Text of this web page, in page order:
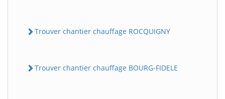
Trouver chantier chauffage ROCQUIGNY
Trouver chantier chauffage BOURG-FIDELE